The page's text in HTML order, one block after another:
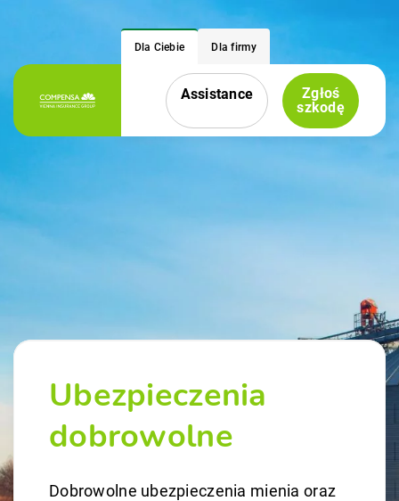
Dla Ciebie Dla firmy
Menu nawigacyjne
Assistance
Zgłoś
szkodę
Ubezpieczenia
dobrowolne
Dobrowolne ubezpieczenia mienia oraz